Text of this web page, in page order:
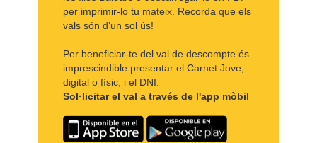
per imprimir-lo tu mateix. Recorda que els
vals són d’un sol ús!
Per beneficiar-te del val de descompte és
imprescindible presentar el Carnet Jove,
digital o físic, i el DNI.
Sol·licitar el val a través de l'app mòbil